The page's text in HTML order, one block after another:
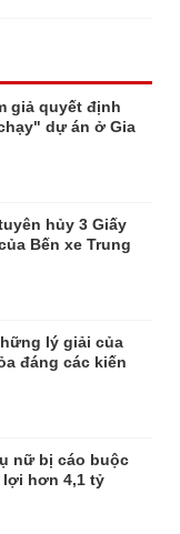
giả quyết định
dự án ở Gia
hủy 3 Giấy
Bến xe Trung
lý giải của
đáng các kiến
nữ bị cáo buộc
hơn 4,1 tỷ